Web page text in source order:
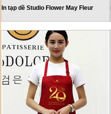
In tạp dề Studio Flower May Fleur